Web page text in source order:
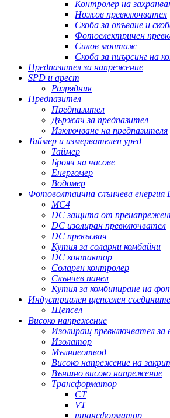
Контролер на
Ножов превключвател
Скоба за опъване и
Фотоелектричен
Силов монтаж
Скоба за пиърсинг на
Предпазител за напрежение
SPD и арест
Разрядник
Предпазител
Предпазител
Държач за предпазител
Изключване на предпазителя
Таймер и измервателен уред
Таймер
Брояч на часове
Енергомер
Водомер
Фотоволтаична слънчева енергия
MC4
DC защита от
DC изолиран превключвател
DC прекъсвач
Кутия за соларни комбайни
DC контактор
Соларен контролер
Слънчев панел
Кутия за комбиниране на
Индустриален щепселен
Щепсел
Високо напрежение
Изолиращ превключвател за
Изолатор
Мълниеотвод
Високо напрежение на
Външно високо напрежение
Трансформатор
CT
VT
трансформатор